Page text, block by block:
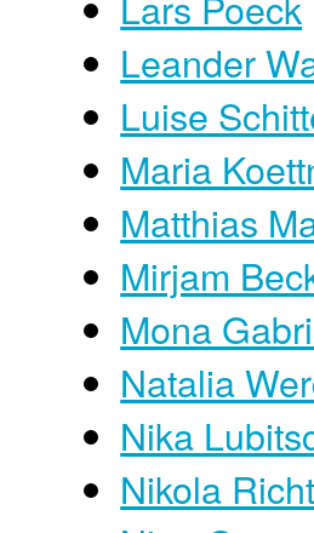
Leander
Luise
Maria
Matthias
Mirjam
Mona
Natalia
Nika
Nikola